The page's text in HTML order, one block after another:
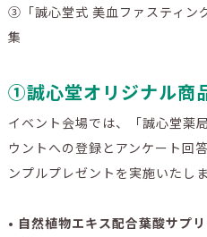
③「誠心堂式 美血ファスティン
集
①誠心堂オリジナル商
イベント会場では、「誠心堂薬
ウントへの登録とアンケート回
ンプルプレゼントを実施いたしま
• 自然植物エキス配合葉酸サプ